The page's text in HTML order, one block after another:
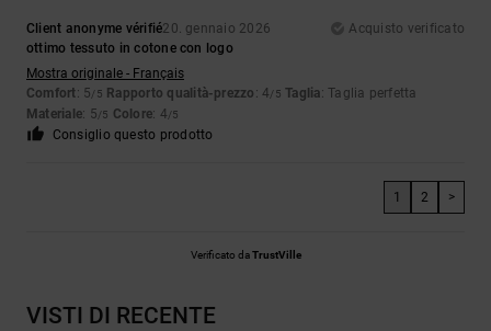
Client anonyme vérifié20. gennaio 2026
Acquisto verificato
ottimo tessuto in cotone con logo
Mostra originale - Français
Comfort: 5/5 Rapporto qualità-prezzo : 4/5 Taglia: Taglia perfetta
Materiale: 5/5 Colore: 4/5
Consiglio questo prodotto
1 2 >
Verificato daTrustVille
VISTI DI RECENTE